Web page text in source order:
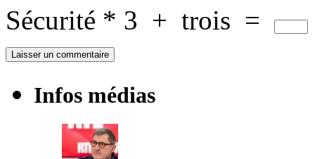
Sécurité * 3 + trois =
Infos médias